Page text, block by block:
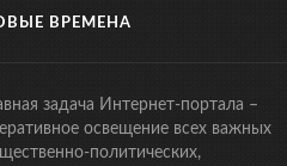
ВРЕМЕНА
задача Интернет-портала –
освещение всех важных
политических,